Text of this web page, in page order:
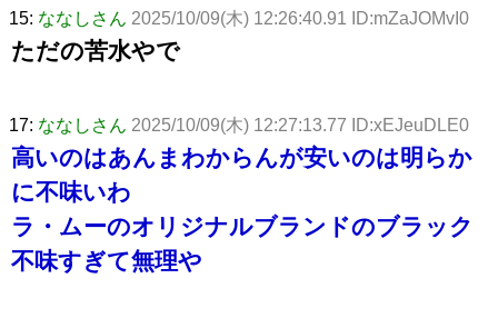
15: ななしさん 2025/10/09(木) 12:26:40.91 ID:mZaJOMvI0
ただの苦水やで
17: ななしさん 2025/10/09(木) 12:27:13.77 ID:xEJeuDLE0
高いのはあんまわからんが安いのは明らか
に不味いわ
ラ・ムーのオリジナルブランドのブラック
不味すぎて無理や